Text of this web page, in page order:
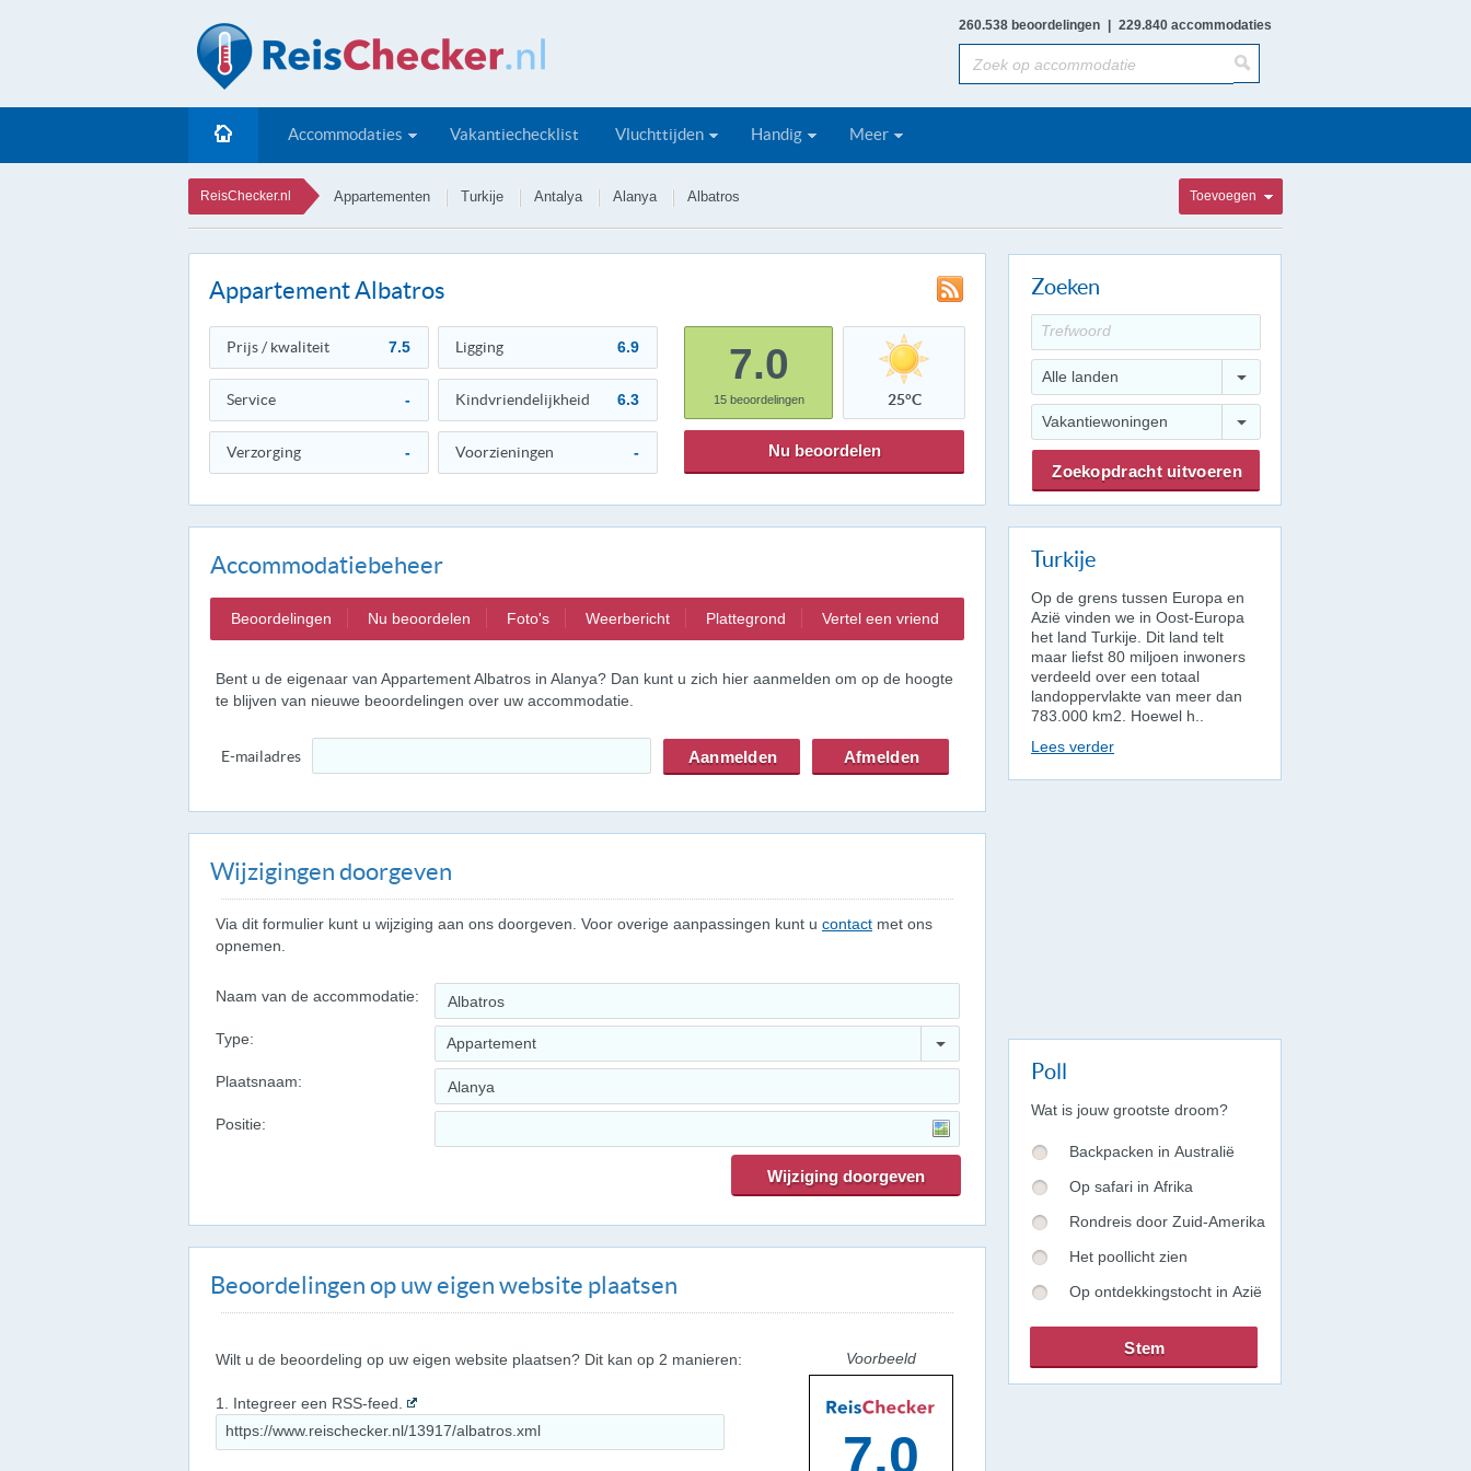
260.538 beoordelingen 229.840 accommodaties
Accommodaties Vakantiechecklist Vluchttijden Handig Meer
ReisChecker.nl Appartementen Turkije Antalya Alanya Albatros Toevoegen
Appartement Albatros
Prijs / kwaliteit 7.5 Ligging 6.9
Service - Kindvriendelijkheid 6.3
Verzorging - Voorzieningen -
7.0
15beoordelingen 25°C
Nu beoordelen
Accommodatiebeheer
Beoordelingen Nu beoordelen Foto's Weerbericht Plattegrond Vertel een vriend
Bent u de eigenaar van Appartement Albatros in Alanya? Dan kunt u zich hier aanmelden om op de hoogte
te blijven van nieuwe beoordelingen over uw accommodatie.
E-mailadres
Wijzigingen doorgeven
Via dit formulier kunt u wijziging aan ons doorgeven. Voor overige aanpassingen kunt u contact met ons
opnemen.
Naam van de accommodatie:
Type: Appartement
Plaatsnaam:
Positie:
Beoordelingen op uw eigen website plaatsen
Voorbeeld
7.0
Wilt u de beoordeling op uw eigen website plaatsen? Dit kan op 2 manieren:
1. Integreer een RSS-feed.
Zoeken
Alle landen
Vakantiewoningen
Turkije
Op de grens tussen Europa en
Azië vinden we in Oost-Europa
het land Turkije. Dit land telt
maar liefst 80 miljoen inwoners
verdeeld over een totaal
landoppervlakte van meer dan
783.000 km2. Hoewel h..
Lees verder
Poll
Wat is jouw grootste droom?
Backpacken in Australië
Op safari in Afrika
Rondreis door Zuid-Amerika
Het poollicht zien
Op ontdekkingstocht in Azië